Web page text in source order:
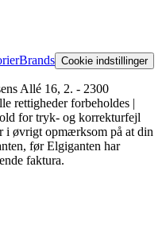
Brands Cookie indstillinger
Allé 16, 2. - 2300
rettigheder forbeholdes |
for tryk- og korrekturfejl
i øvrigt opmærksom på at din
før Elgiganten har
faktura.